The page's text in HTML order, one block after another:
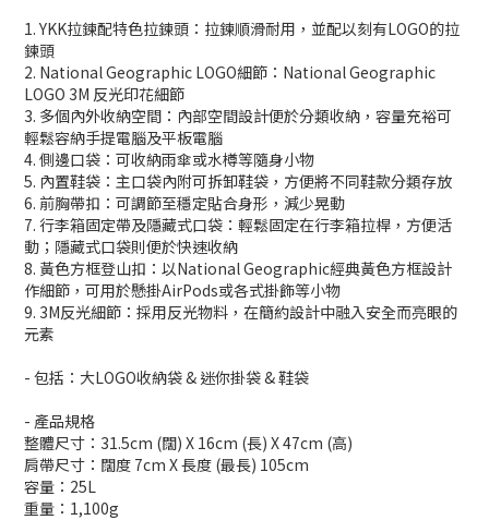
1. YKK拉鍊配特色拉鍊頭：拉鍊順滑耐用，並配以刻有LOGO的拉
鍊頭
2. National Geographic LOGO細節：National Geographic
LOGO 3M 反光印花細節
3. 多個內外收納空間：內部空間設計便於分類收納，容量充裕可
輕鬆容納手提電腦及平板電腦
4. 側邊口袋：可收納雨傘或水樽等隨身小物
5. 內置鞋袋：主口袋內附可拆卸鞋袋，方便將不同鞋款分類存放
6. 前胸帶扣：可調節至穩定貼合身形，減少晃動
7. 行李箱固定帶及隱藏式口袋：輕鬆固定在行李箱拉桿，方便活
動；隱藏式口袋則便於快速收納
8. 黃色方框登山扣：以National Geographic經典黃色方框設計
作細節，可用於懸掛AirPods或各式掛飾等小物
9. 3M反光細節：採用反光物料，在簡約設計中融入安全而亮眼的
元素
- 包括：大LOGO收納袋 & 迷你掛袋 & 鞋袋
- 產品規格
整體尺寸：31.5cm (闊) X 16cm (長) X 47cm (高)
肩帶尺寸：闊度 7cm X 長度 (最長) 105cm
容量：25L
重量：1,100g